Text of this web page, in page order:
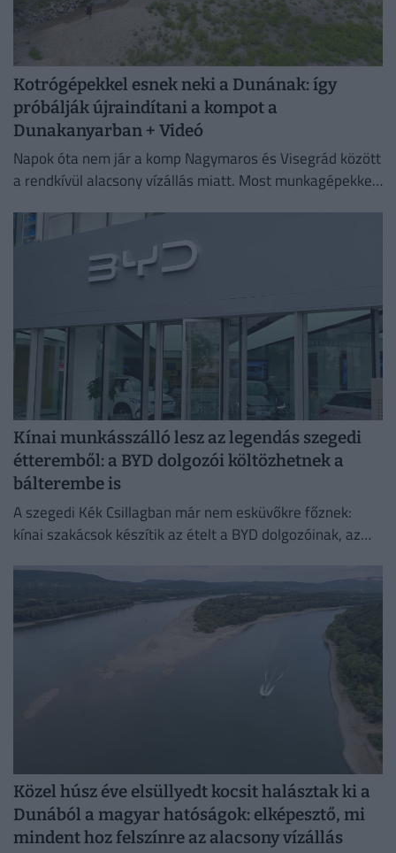
Kotrógépekkel esnek neki a Dunának: így
próbálják újraindítani a kompot a
Dunakanyarban + Videó
Napok óta nem jár a komp Nagymaros és Visegrád között
a rendkívül alacsony vízállás miatt. Most munkagépekkel
biztonságosan...
Kínai munkásszálló lesz az legendás szegedi
étteremből: a BYD dolgozói költözhetnek a
bálterembe is
A szegedi Kék Csillagban már nem esküvőkre főznek:
kínai szakácsok készítik az ételt a BYD dolgozóinak, az
munkásszállás lehet.
Közel húsz éve elsüllyedt kocsit halásztak ki a
Dunából a magyar hatóságok: elképesztő, mi
mindent hoz felszínre az alacsony vízállás